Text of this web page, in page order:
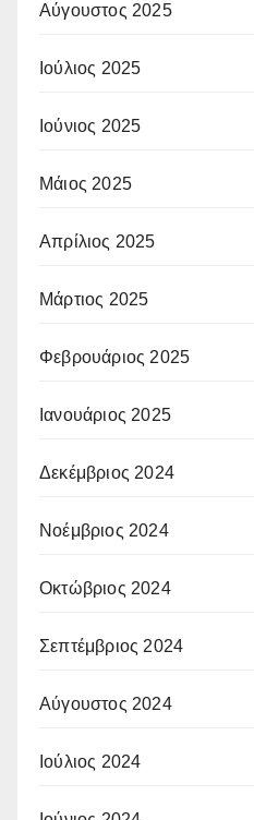
Αύγουστος 2025
Ιούλιος 2025
Ιούνιος 2025
Μάιος 2025
Απρίλιος 2025
Μάρτιος 2025
Φεβρουάριος 2025
Ιανουάριος 2025
Δεκέμβριος 2024
Νοέμβριος 2024
Οκτώβριος 2024
Σεπτέμβριος 2024
Αύγουστος 2024
Ιούλιος 2024